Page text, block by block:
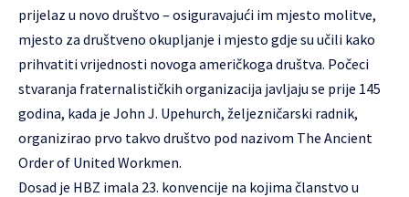
prijelaz u novo društvo – osiguravajući im mjesto molitve,
mjesto za društveno okupljanje i mjesto gdje su učili kako
prihvatiti vrijednosti novoga američkoga društva. Počeci
stvaranja fraternalističkih organizacija javljaju se prije 145
godina, kada je John J. Upehurch, željezničarski radnik,
organizirao prvo takvo društvo pod nazivom The Ancient
Order of United Workmen.
Dosad je HBZ imala 23. konvencije na kojima članstvo u